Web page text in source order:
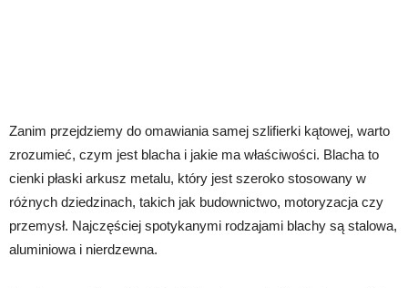
Zanim przejdziemy do omawiania samej szlifierki kątowej, warto
zrozumieć, czym jest blacha i jakie ma właściwości. Blacha to
cienki płaski arkusz metalu, który jest szeroko stosowany w
różnych dziedzinach, takich jak budownictwo, motoryzacja czy
przemysł. Najczęściej spotykanymi rodzajami blachy są stalowa,
aluminiowa i nierdzewna.